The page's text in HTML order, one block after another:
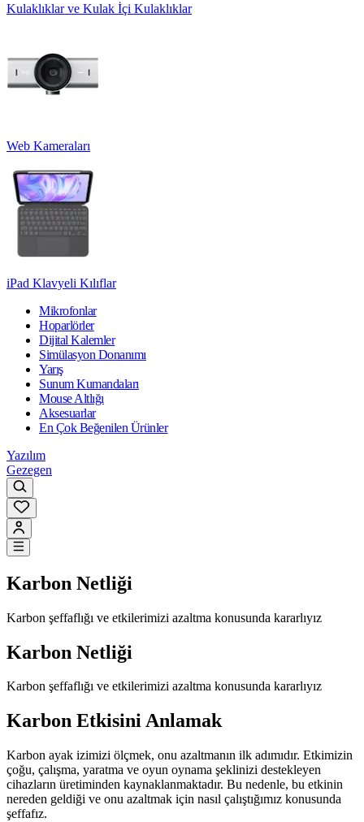
Kulaklıklar ve Kulak İçi Kulaklıklar
Web Kameraları
iPad Klavyeli Kılıflar
Mikrofonlar
Hoparlörler
Dijital Kalemler
Simülasyon Donanımı
Yarış
Sunum Kumandaları
Mouse Altlığı
Aksesuarlar
En Çok Beğenilen Ürünler
Yazılım
Gezegen
Karbon Netliği
Karbon şeffaflığı ve etkilerimizi azaltma konusunda kararlıyız
Karbon Netliği
Karbon şeffaflığı ve etkilerimizi azaltma konusunda kararlıyız
Karbon Etkisini Anlamak
Karbon ayak izimizi ölçmek, onu azaltmanın ilk adımıdır. Etkimizin
çoğu, çalışma, yaratma ve oyun oynama şeklinizi destekleyen
cihazların üretiminden kaynaklanmaktadır. Bu nedenle, bu etkinin
nereden geldiği ve onu azaltmak için nasıl çalıştığımız konusunda
şeffafız.